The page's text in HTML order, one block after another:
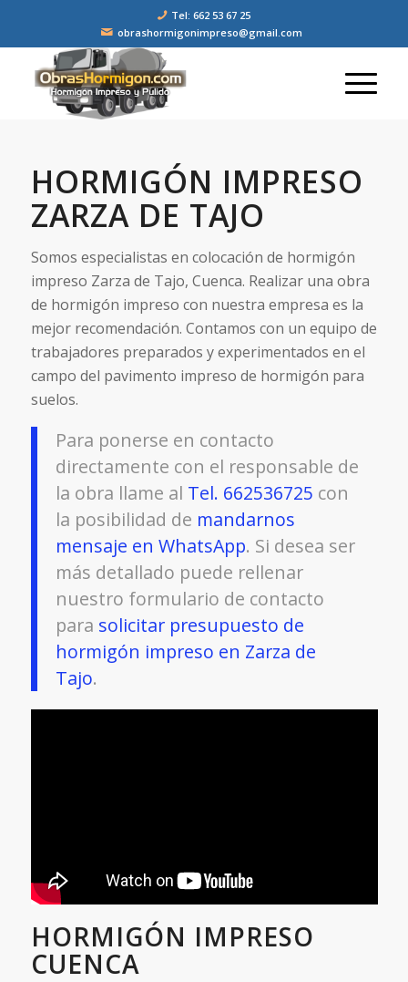
Tel: 662 53 67 25
obrashormigonimpreso@gmail.com
HORMIGÓN IMPRESO
ZARZA DE TAJO
Somos especialistas en colocación de hormigón
impreso Zarza de Tajo, Cuenca. Realizar una obra
de hormigón impreso con nuestra empresa es la
mejor recomendación. Contamos con un equipo de
trabajadores preparados y experimentados en el
campo del pavimento impreso de hormigón para
suelos.
Para ponerse en contacto
directamente con el responsable de
la obra llame al Tel. 662536725 con
la posibilidad de mandarnos
mensaje en WhatsApp. Si desea ser
más detallado puede rellenar
nuestro formulario de contacto
para solicitar presupuesto de
hormigón impreso en Zarza de
Tajo.
HORMIGÓN IMPRESO
CUENCA